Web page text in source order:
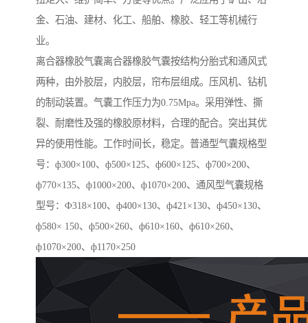
金、石油、建材、化工、船舶、橡胶、轻工等机械行
业。
离合器橡胶气囊离合器橡胶气囊按结构分胎式和通风式
两种，由外胶层，内胶层，帘布层组成。压风机、钻机
的制动装置。气囊工作压力为0.75Mpa。采用弹性、撕
裂、耐磨性及强的橡胶原材料，合理的配合。突出其优
异的使用性能。工作时间长，稳定。普通型气囊规格型
号：ф300×100、ф500×125、ф600×125、ф700×200、
ф770×135、ф1000×200、ф1070×200、通风型气囊规格
型号：Ф318×100、ф400×130、ф421×130、ф450×130、
ф580× 150、ф500×260、ф610×160、ф610×260、
ф1070×200、ф1170×250